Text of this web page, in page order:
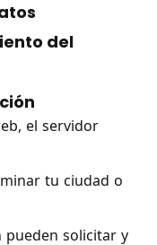
del
el servidor
tu ciudad o
pueden solicitar y